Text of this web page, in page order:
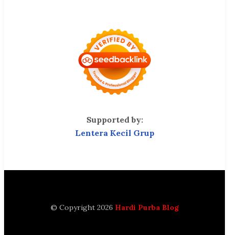
Supported by:
Lentera Kecil Grup
© Copyright 2026 Hardi Purba Blog